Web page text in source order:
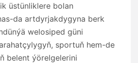
üstünliklere bolan
da artdyrjakdygyna berk
welosiped güni
sportuň hem-de
belent ýörelgelerini